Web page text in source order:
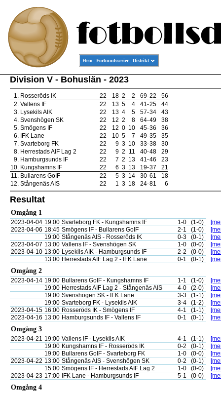
Hem Förbundsserier Distrikt
Division V - Bohuslän - 2023
1. Rosseröds IK 22 18 2 2 69-22
56
2. Vallens IF 22 13 5 4 41-25
44
3. Lysekils AIK 22 13 4 5 57-34
43
4. Svenshögen SK 22 12 2 8 64-49
38
5. Smögens IF 22 12 0 10 45-36
36
6. IFK Lane 22 10 5 7 49-35
35
7. Svarteborg FK 22 9 3 10 33-38
30
8. Herrestads AIF Lag 2 22 9 2 11 40-48
29
9. Hamburgsunds IF 22 7 2 13 41-46
23
10. Kungshamns IF 22 6 3 13 19-37
21
11. Bullarens GoIF 22 5 3 14 30-61
18
12. Stångenäs AIS 22 1 3 18 24-81 6
Resultat
Omgång 1
2023-04-04 19:00 Svarteborg FK - Kungshamns IF 1-0 (1-0)
2023-04-06 18:45 Smögens IF - Bullarens GoIF 2-1 (1-0)
19:00 Stångenäs AIS - Rosseröds IK 0-3 (0-1)
2023-04-07 13:00 Vallens IF - Svenshögen SK 1-0 (0-0)
2023-04-10 13:00 Lysekils AIK - Hamburgsunds IF 2-2 (0-0)
13:00 Herrestads AIF Lag 2 - IFK Lane 0-1 (0-1)
Omgång 2
2023-04-14 19:00 Bullarens GoIF - Kungshamns IF 1-1 (1-0)
19:00 Herrestads AIF Lag 2 - Stångenäs AIS 4-0 (2-0)
19:00 Svenshögen SK - IFK Lane 3-3 (1-1)
19:00 Svarteborg FK - Lysekils AIK 3-4 (1-2)
2023-04-15 16:00 Rosseröds IK - Smögens IF 4-1 (1-1)
2023-04-16 13:00 Hamburgsunds IF - Vallens IF 0-1 (0-1)
Omgång 3
2023-04-21 19:00 Vallens IF - Lysekils AIK 4-1 (1-1)
19:00 Kungshamns IF - Rosseröds IK 0-2 (0-1)
19:00 Bullarens GoIF - Svarteborg FK 1-0 (0-0)
2023-04-22 13:00 Stångenäs AIS - Svenshögen SK 0-2 (0-1)
15:00 Smögens IF - Herrestads AIF Lag 2 1-0 (0-0)
2023-04-23 17:00 IFK Lane - Hamburgsunds IF 5-1 (0-0)
Omgång 4